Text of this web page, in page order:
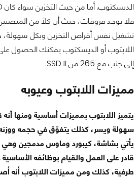
فلا يوجد فروقات، حيث أن كلًا من
تشغيل نفس أقراص التخزين وبكل سهولة،
إلى جنب مع 265 من الـSSD.
مميزات اللابتوب وعيوبه
يتميز اللابتوب بمميزات أساسية ومنها
سهولة ويسر، كذلك يتفوّق في حجمه
يأتي بشاشة، كيبورد وماوس مدمجين وهي
قادر على العمل والقيام بوظائفه
طرفية، كذلك ومن مميزات اللابتوب أنه